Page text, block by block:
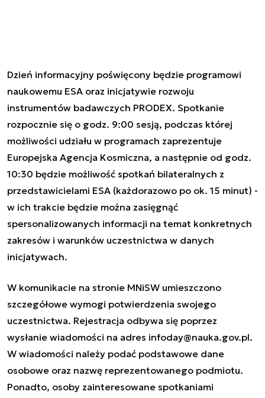
Dzień informacyjny poświęcony będzie programowi
naukowemu ESA oraz inicjatywie rozwoju
instrumentów badawczych PRODEX. Spotkanie
rozpocznie się o godz. 9:00 sesją, podczas której
możliwości udziału w programach zaprezentuje
Europejska Agencja Kosmiczna, a następnie od godz.
10:30 będzie możliwość spotkań bilateralnych z
przedstawicielami ESA (każdorazowo po ok. 15 minut) -
w ich trakcie będzie można zasięgnąć
spersonalizowanych informacji na temat konkretnych
zakresów i warunków uczestnictwa w danych
inicjatywach.
W komunikacie na stronie MNiSW umieszczono
szczegółowe wymogi potwierdzenia swojego
uczestnictwa. Rejestracja odbywa się poprzez
wysłanie wiadomości na adres infoday@nauka.gov.pl.
W wiadomości należy podać podstawowe dane
osobowe oraz nazwę reprezentowanego podmiotu.
Ponadto, osoby zainteresowane spotkaniami